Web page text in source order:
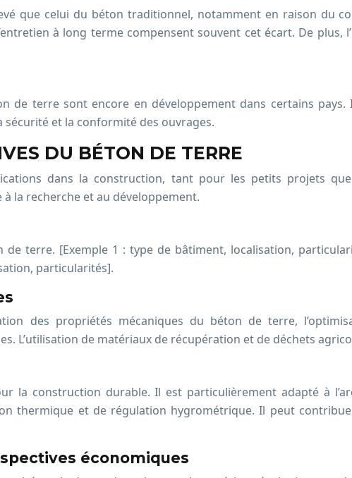
que celui du béton traditionnel, notamment en raison du
à long terme compensent souvent cet écart. De plus,
de terre sont encore en développement dans certains
et la conformité des ouvrages.
DU BÉTON DE TERRE
dans la construction, tant pour les petits projets
la recherche et au développement.
terre. [Exemple 1 : type de bâtiment, localisation,
particularités].
des propriétés mécaniques du béton de terre,
L’utilisation de matériaux de récupération et de déchets
la construction durable. Il est particulièrement adapté à
thermique et de régulation hygrométrique. Il peut
économiques